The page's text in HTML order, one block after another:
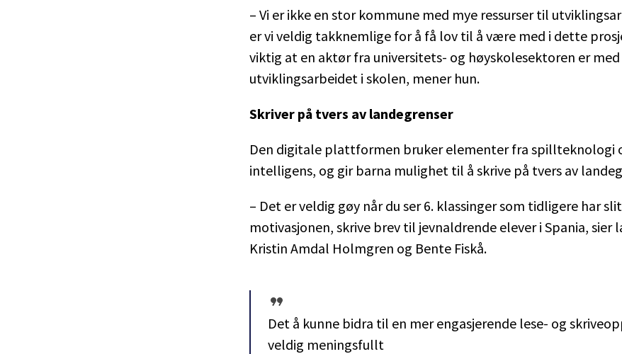
– Vi er ikke en stor kommune med mye ressurser til
er vi veldig takknemlige for å få lov til å være med i dette
viktig at en aktør fra universitets- og høyskolesektoren er
utviklingsarbeidet i skolen, mener hun.
Skriver på tvers av landegrenser
Den digitale plattformen bruker elementer fra spillteknologi
intelligens, og gir barna mulighet til å skrive på tvers av
– Det er veldig gøy når du ser 6. klassinger som tidligere har
motivasjonen, skrive brev til jevnaldrende elever i Spania, sier
Kristin Amdal Holmgren og Bente Fiskå.
Det å kunne bidra til en mer engasjerende lese- og
veldig meningsfullt